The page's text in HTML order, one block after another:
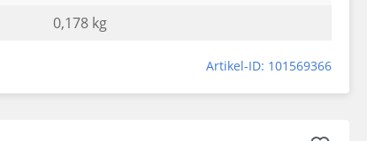
0,178 kg
Artikel-ID: 101569366